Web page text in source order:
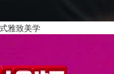
雅致美学